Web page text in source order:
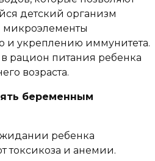
детский организм
и укреплению иммунитета.
рацион питания ребенка
возраста.
беременным
ребенка
токсикоза и анемии.